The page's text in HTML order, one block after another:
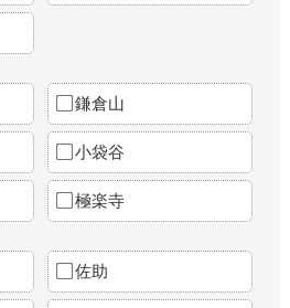
鎌倉山
小袋谷
極楽寺
佐助